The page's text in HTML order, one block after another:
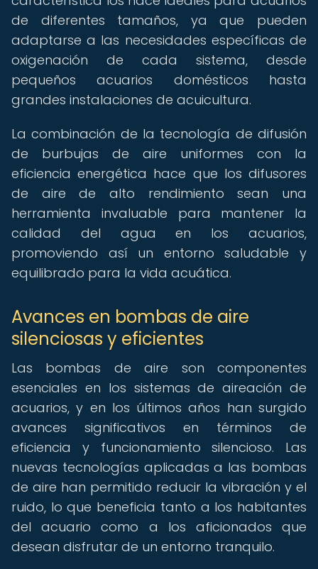
de diferentes tamaños, ya que pueden
adaptarse a las necesidades específicas de
oxigenación de cada sistema, desde
pequeños acuarios domésticos hasta
grandes instalaciones de acuicultura.
La combinación de la tecnología de difusión
de burbujas de aire uniformes con la
eficiencia energética hace que los difusores
de aire de alto rendimiento sean una
herramienta invaluable para mantener la
calidad del agua en los acuarios,
promoviendo así un entorno saludable y
equilibrado para la vida acuática.
Avances en bombas de aire
silenciosas y eficientes
Las bombas de aire son componentes
esenciales en los sistemas de aireación de
acuarios, y en los últimos años han surgido
avances significativos en términos de
eficiencia y funcionamiento silencioso. Las
nuevas tecnologías aplicadas a las bombas
de aire han permitido reducir la vibración y el
ruido, lo que beneficia tanto a los habitantes
del acuario como a los aficionados que
desean disfrutar de un entorno tranquilo.